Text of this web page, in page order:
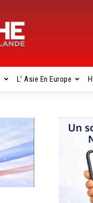
L’ Asie En Europe